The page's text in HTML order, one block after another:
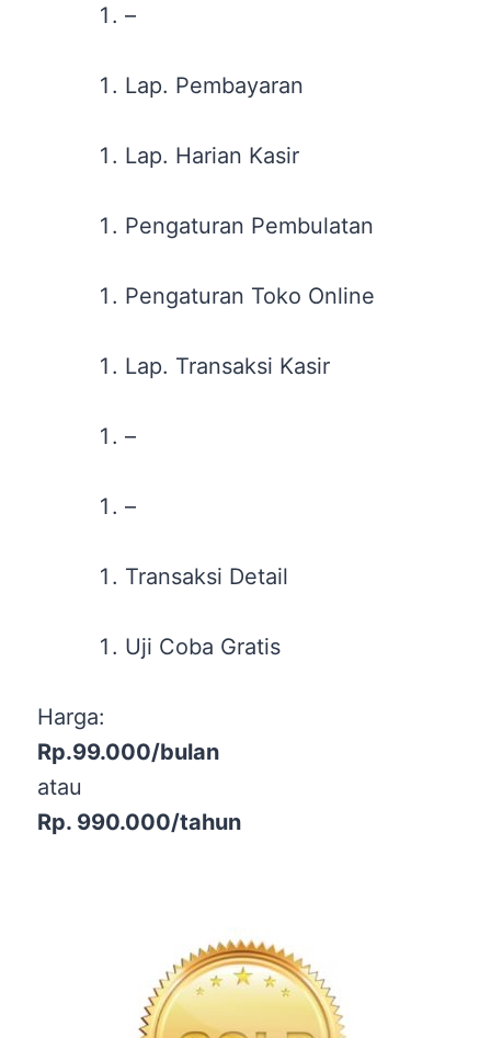
–
Lap. Pembayaran
Lap. Harian Kasir
Pengaturan Pembulatan
Pengaturan Toko Online
Lap. Transaksi Kasir
–
–
Transaksi Detail
Uji Coba Gratis
Harga:
Rp.99.000/bulan
atau
Rp. 990.000/tahun